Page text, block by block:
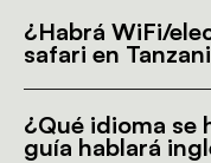
¿Habrá WiFi/
safari en
¿Qué idioma se
guía hablará